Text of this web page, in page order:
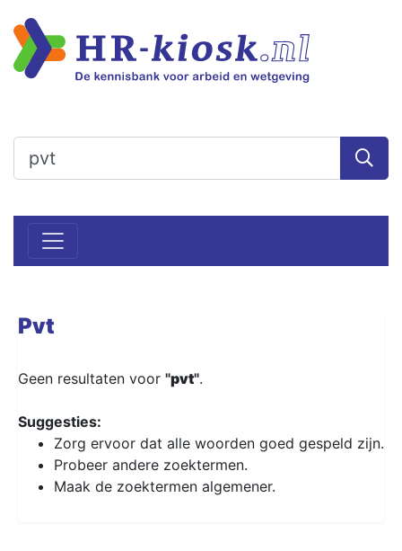
Pvt
Geen resultaten voor "pvt".
Suggesties:
Zorg ervoor dat alle woorden goed gespeld zijn.
Probeer andere zoektermen.
Maak de zoektermen algemener.